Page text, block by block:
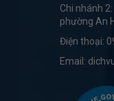
Chi nhánh
phường An
Điện thoại:
Email: